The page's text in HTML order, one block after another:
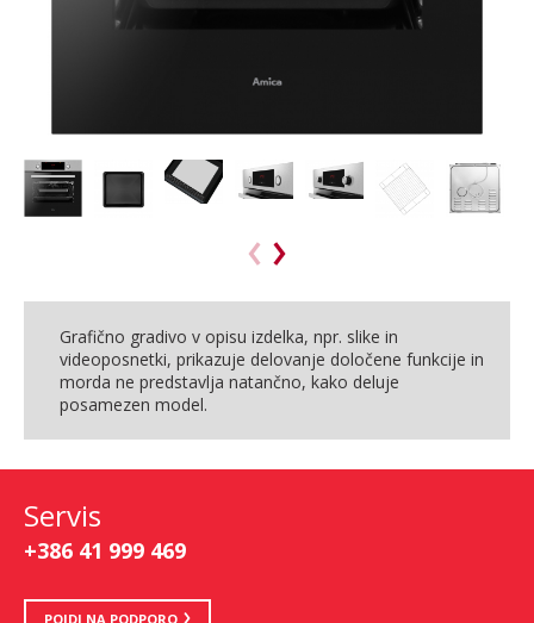
Grafično gradivo v opisu izdelka, npr. slike in
videoposnetki, prikazuje delovanje določene funkcije in
morda ne predstavlja natančno, kako deluje
posamezen model.
Servis
+386 41 999 469
POJDI NA PODPORO